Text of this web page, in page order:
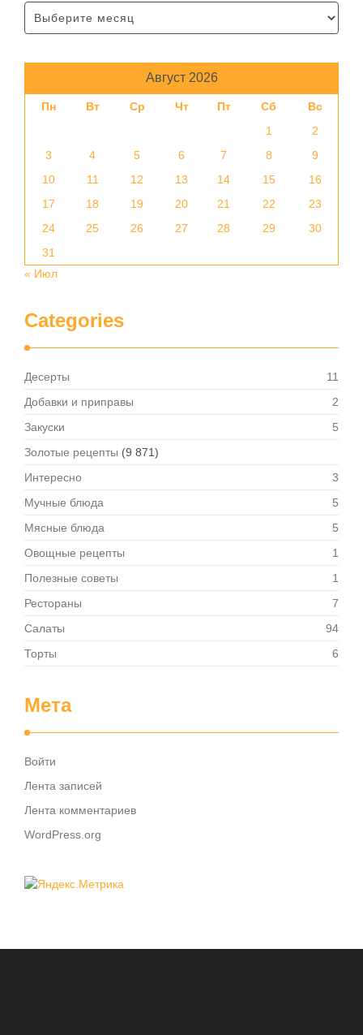
Август 2026
Пн Вт Ср Чт Пт Сб
Вс
1
2
3
4 5 6 7 8
9
10
11 12 13 14 15
16
17
18 19 20 21 22
23
24
25 26 27 28 29
30
31
« Июл
Categories
Десерты
11
Добавки и приправы
2
Закуски
5
Золотые рецепты (9 871)
Интересно
3
Мучные блюда
5
Мясные блюда
5
Овощные рецепты
1
Полезные советы
1
Рестораны
7
Салаты
94
Торты
6
Мета
Войти
Лента записей
Лента комментариев
WordPress.org